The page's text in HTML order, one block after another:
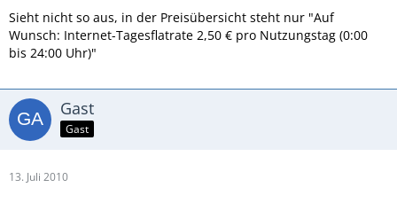
Sieht nicht so aus, in der Preisübersicht steht nur "Auf
Wunsch: Internet-Tagesflatrate 2,50 € pro Nutzungstag (0:00
bis 24:00 Uhr)"
Gast
Gast
13. Juli 2010